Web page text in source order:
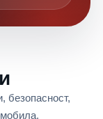
безопасност,